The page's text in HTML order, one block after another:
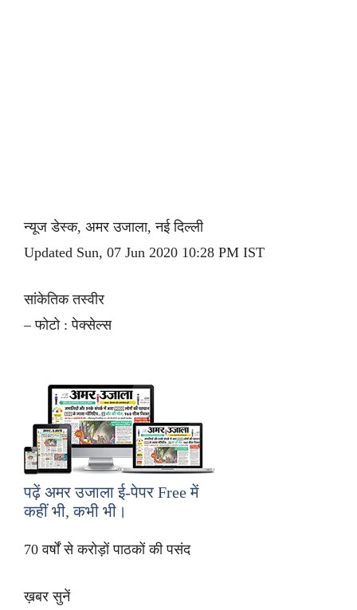
न्यूज डेस्क, अमर उजाला, नई दिल्ली
Updated Sun, 07 Jun 2020 10:28 PM IST
सांकेतिक तस्वीर
– फोटो : पेक्सेल्स
पढ़ें अमर उजाला ई-पेपर Freeमें
कहीं भी, कभी भी।
70 वर्षों से करोड़ों पाठकों की पसंद
ख़बर सुनें